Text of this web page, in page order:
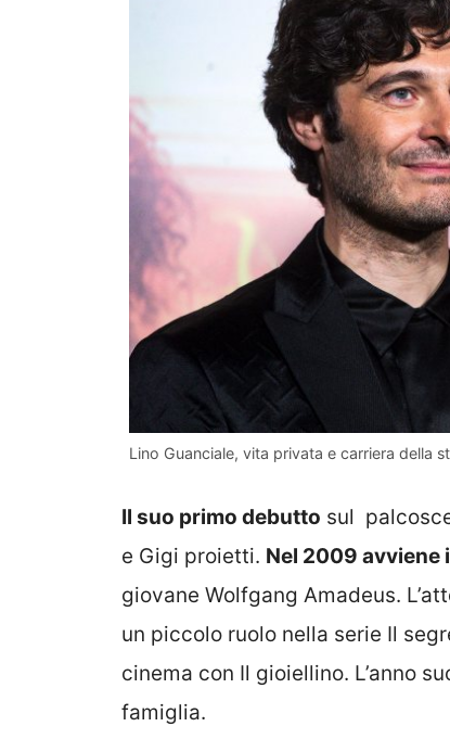
Lino Guanciale, vita privata e carriera della
Il suo primo debutto sul p
e Gigi proietti. Nel 2009 avviene
giovane Wolfgang Amadeus.
un piccolo ruolo nella serie Il
cinema con Il gioiellino. L’anno
famiglia.